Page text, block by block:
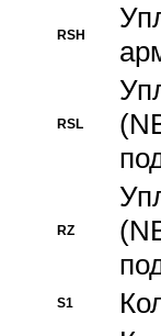
RSH
RSL
RZ
S1